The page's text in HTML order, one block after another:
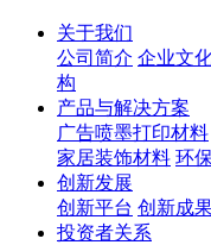
关于我们
公司简介 企业文
构
产品与解决方案
广告喷墨打印材料
家居装饰材料 环
创新发展
创新平台 创新成
投资者关系